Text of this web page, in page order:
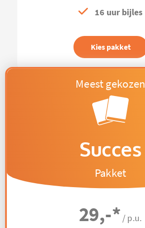
16 uur bijles
Kies pakket
Succes
Pakket
29,-* / p.u.